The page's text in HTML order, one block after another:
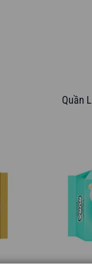
Quần